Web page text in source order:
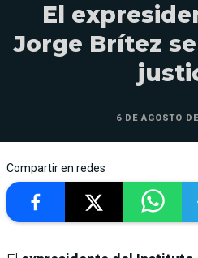
El
Jorge Brítez
6 DE AGOSTO
Compartir en redes